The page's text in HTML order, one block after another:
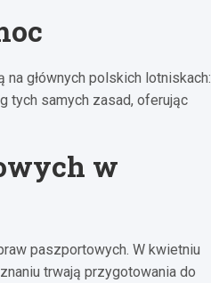
głównych polskich lotniskach:
tych samych zasad, oferując
w
paszportowych. W kwietniu
trwają przygotowania do